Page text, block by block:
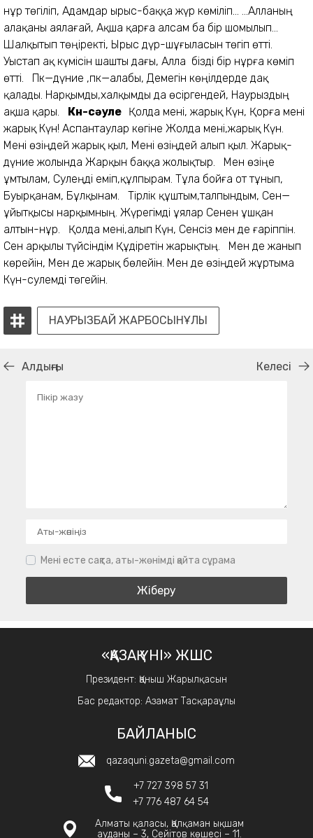
нұр төгіліп, Адамдар ырыс-баққа жүр көміліп... ...Алланың
алақаны аялағай, Ақша қарға алсам ба бір шомылып...
Шалқытып төңіректі, Ырыс дүр-шұғыласын төгіп өтті.
Уыстап ақ күмісін шашты дағы, Алла бізді бір нұрға көміп
өтті. Пәк—дүние ,пәк—алабы, Демегін көңілдерде дақ
қалады. Нарқымды,халқымды да өсіргендей, Наурыздың
ақша қары. Күн-сәуле Қолда мені, жарық Күн, Қорға мені
жарық Күн! Аспантаулар көгіне Жолда мені,жарық Күн.
Мені өзіңдей жарық қыл, Мені өзіңдей алып қыл. Жарық-
дүние жолында Жарқын баққа жолықтыр. Мен өзіңе
ұмтылам, Сәулеңді еміп,құлпырам. Тұла бойға от тұнып,
Буырқанам, Бұлқынам. Тірлік құштым,талпындым, Сен—
ұйытқысы нарқымның. Жүрегімді ұялар Сенен ұшқан
алтын-нұр. Қолда мені,алып Күн, Сенсіз мен де ғаріппін.
Сен арқылы түйсіндім Құдіретін жарықтың. Мен де жанып
көрейін, Мен де жарық бөлейін. Мен де өзіңдей жұртыма
Күн-сәулемді төгейін.
НАУРЫЗБАЙ ЖАРБОСЫНҰЛЫ
Алдыңғы Келесі
Мені есте сақта, аты-жөнімді қайта сұрама
«ҚАЗАҚ ҮНІ» ЖШС
Президент: Қаныш Жарылқасын
Бас редактор: Азамат Тасқараұлы
БАЙЛАНЫС
qazaquni.gazeta@gmail.com
+7 727 398 57 31
+7 776 487 64 54
Алматы қаласы, Қалқаман ықшам
ауданы – 3, Сейітов көшесі – 11.